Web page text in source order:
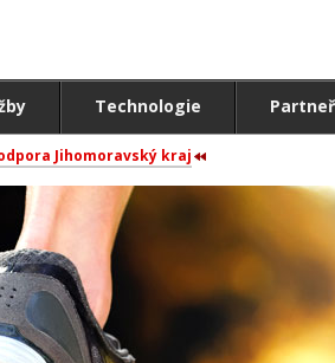
Technologie
Jihomoravský kraj